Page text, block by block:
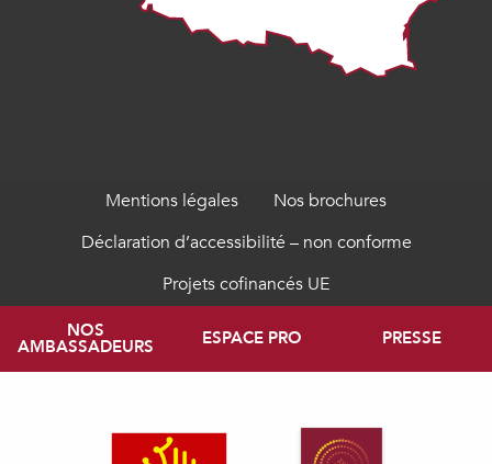
Mentions légales
Nos brochures
Déclaration d’accessibilité – non conforme
Projets cofinancés UE
NOS
AMBASSADEURS ESPACE PRO PRESSE